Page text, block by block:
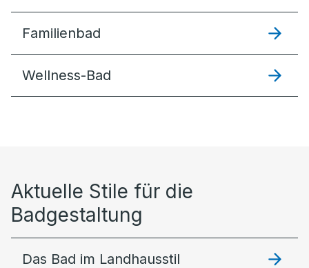
Familienbad
Wellness-Bad
Aktuelle Stile für die
Badgestaltung
Das Bad im Landhausstil